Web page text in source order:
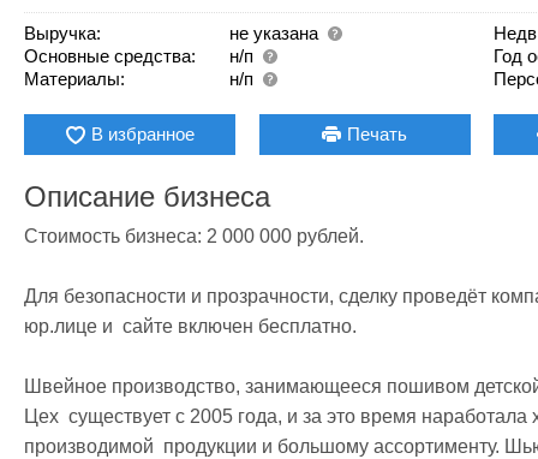
Выручка:
не указана
Основные средства:
н/п
Материалы:
н/п
Год
В избранное Печать
Описание бизнеса
Стоимость бизнеса: 2 000 000 рублей.
Для безопасности и прозрачности, сделку проведёт
юр.лице и  сайте включен бесплатно.
Швейное производство, занимающееся пошивом
Цех  существует с 2005 года, и за это время
производимой  продукции и большому ассортименту.